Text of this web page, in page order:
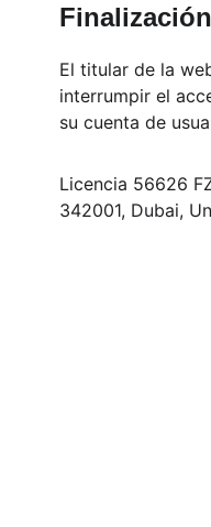
El titular de la
interrumpir el
su cuenta de
Licencia 56626
342001, Dubai,